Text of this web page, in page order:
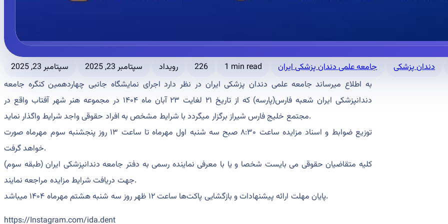
سپتامبر 23, 2025 سپتامبر 23, 2025 رویداد 226 1 min read جامعه علمی دندان پزشکی ایران
دندان پزشکی
به اطلاع میرساند جامعه علمی دندان پزشکی ایران در نظر دارد اجرای نمایشگاه جانبی چهاردهمین کنگره جامعه
دندانپزشکی ایران شعبه فارس(پارسه) که از تاریخ ۲۱ لغایت ۲۳ آبان ماه ۱۴۰۴ در مجموعه هنر شهر آفتاب واقع در
مجتمع خلیج فارس شیراز برگزار میگردد با شرایط مشخص به افراد حقوقی واجد شرایط واگذار نماید.
توزیع ضوابط و اسناد مزایده ساعت ۸:۳۰ صبح سه شنبه اول مهرماه تا ساعت ۱۳ روز پنجشنبه سوم مهرماه صورت
خواهد گرفت.
کلیه متقاضیان حقوقی می بایست شخصا و یا با معرفی نماینده رسمی به دفتر جامعه دندانپزشکی ایران (طبقه سوم)
جهت دریافت شرایط مزایده مراجعه نمایند.
پایان مهلت ارائه پیشنهادات و بازگشایی پاکت‌ها ساعت ۱۲ ظهر روز سه شنبه هشتم مهرماه ۱۴۰۴ میباشد.
https://Instagram.com/ida.dent